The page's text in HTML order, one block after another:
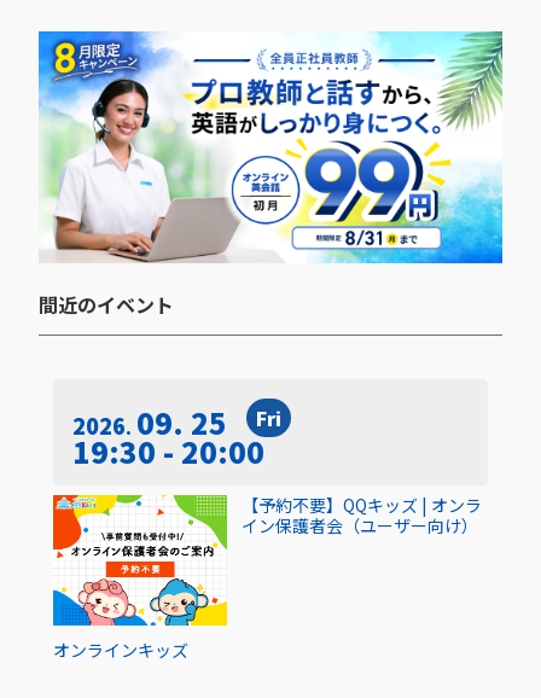
間近のイベント​
2026 09. 25 Fri
19:30 - 20:00
オンラインキッズ
【予約不要】QQキッズ | オンラ
イン保護者会（ユーザー向け）